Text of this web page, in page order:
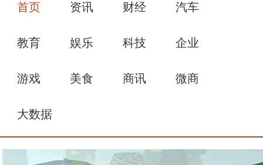
首页 资讯 财经 汽车
教育 娱乐 科技 企业
游戏 美食 商讯 微商
大数据